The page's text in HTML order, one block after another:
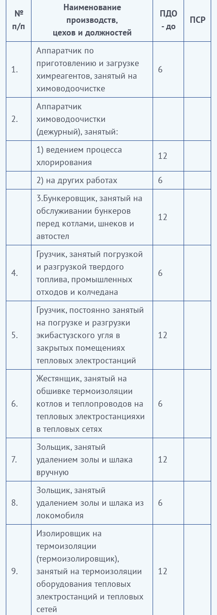
№
п/п
Наименование
производств,
цехов и должностей
ПДО
- до
ПСР
1.
Аппаратчик по
приготовлению и загрузке
химреагентов, занятый на
химоводоочистке
6
2.
Аппаратчик
химоводоочистки
(дежурный), занятый:
1) ведением процесса
хлорирования
12
2) на других работах
6
3.Бункеровщик, занятый на
обслуживании бункеров
перед котлами, шнеков и
автостел
12
4.
Грузчик, занятый погрузкой
и разгрузкой твердого
топлива, промышленных
отходов и колчедана
6
5.
Грузчик, постоянно занятый
на погрузке и разгрузки
экибастузского угля в
закрытых помещениях
тепловых электростанций
12
6.
Жестянщик, занятый на
обшивке термоизоляции
котлов и теплопроводов на
тепловых электростанцияхи
в тепловых сетях
6
7.
Зольщик, занятый
удалением золы и шлака
вручную
12
8.
Зольщик, занятый
удалением золы и шлака из
локомобиля
6
9.
Изолировщик на
термоизоляции
(термоизолировщик),
занятый на термоизоляции
оборудования тепловых
электростанций и тепловых
сетей
12